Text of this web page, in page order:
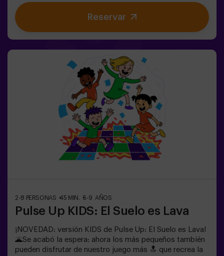
aumenta, ya que impostores se ocultan entre tus
compañeros. Usa tus habilidades estratégicas, afina tu
observación y mejora tu comunicación para
adolescentes | familias ¡Embárcate en esta aventura
única donde la realidad y el juego se encuentran en el
fascinante Sabotage: Among Us en Vivo!
Reservar
2-8 PERSONAS 45 MIN. 5-9 AÑOS
Pulse Up KIDS: El Suelo es Lava
¡NOVEDAD: versión KIDS de Pulse Up: El Suelo es Lava!
🌋Se acabó la espera: ahora los más pequeños también
pueden disfrutar de nuestro juego más 🔝 que recrea la